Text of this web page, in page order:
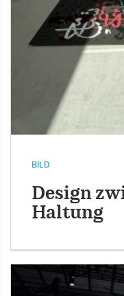
BILD
Design
Haltung